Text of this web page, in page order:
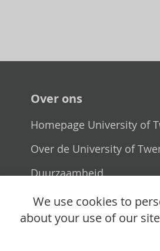
Over ons
Homepage University of
Over de University of
Duurzaamheid
Verkooppunt
We use cookies to
about your use of our